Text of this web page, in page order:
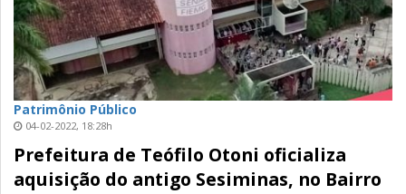
Patrimônio Público
04-02-2022, 18:28h
Prefeitura de Teófilo Otoni oficializa
aquisição do antigo Sesiminas, no Bairro